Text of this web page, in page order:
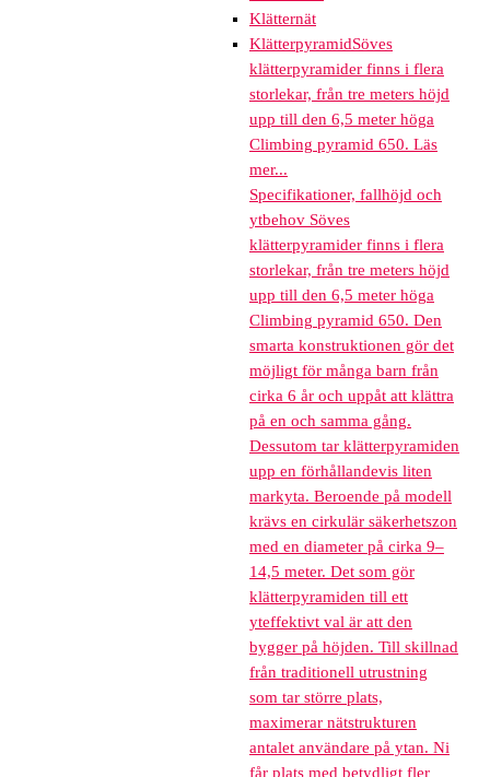
Klätternät
KlätterpyramidSöves
klätterpyramider finns i flera
storlekar, från tre meters höjd
upp till den 6,5 meter höga
Climbing pyramid 650. Läs
mer...
Specifikationer, fallhöjd och
ytbehov Söves
klätterpyramider finns i flera
storlekar, från tre meters höjd
upp till den 6,5 meter höga
Climbing pyramid 650. Den
smarta konstruktionen gör det
möjligt för många barn från
cirka 6 år och uppåt att klättra
på en och samma gång.
Dessutom tar klätterpyramiden
upp en förhållandevis liten
markyta. Beroende på modell
krävs en cirkulär säkerhetszon
med en diameter på cirka 9–
14,5 meter. Det som gör
klätterpyramiden till ett
yteffektivt val är att den
bygger på höjden. Till skillnad
från traditionell utrustning
som tar större plats,
maximerar nätstrukturen
antalet användare på ytan. Ni
får plats med betydligt fler